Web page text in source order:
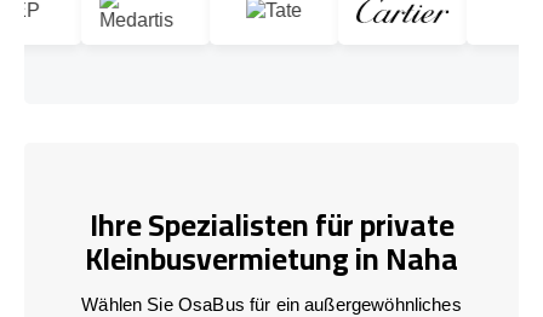
Ihre Spezialisten für private
Kleinbusvermietung in Naha
Wählen Sie OsaBus für ein außergewöhnliches